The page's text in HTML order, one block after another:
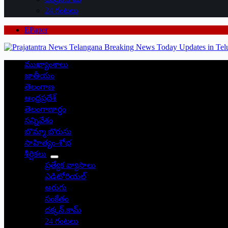
24 గంటలు
EPaper
ముఖ్యాంశాలు
జాతీయం
తెలంగాణ
ఆంధ్రప్రదేశ్
తెలంగాణార్థం
సన్నివేశం
బొమ్మా బొరుసు
సాహిత్యం-శోభ
శీర్షికలు
ప్రత్యేక వ్యాసాలు
ఎడిటోరియల్
అరుగు
సంకేతం
దక్కన్.కామ్
24 గంటలు